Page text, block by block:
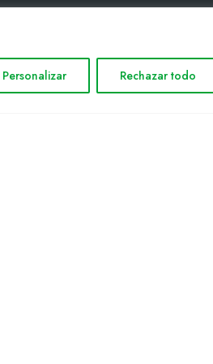
Personalizar Rechazar todo
INFORMACIÓN LEGAL
Aviso legal